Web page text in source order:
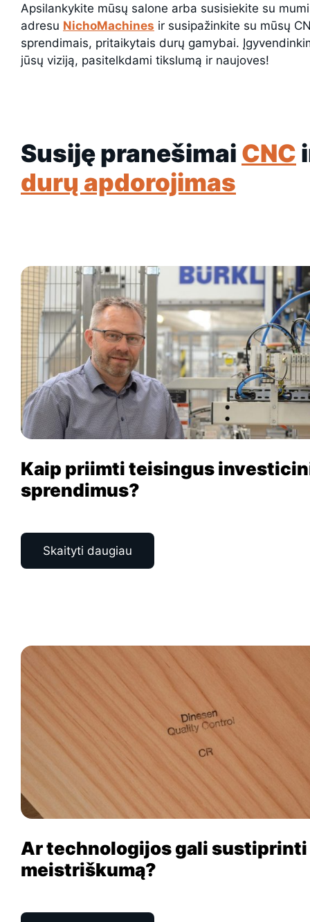
Apsilankykite mūsų salone arba susisiekite su
adresu NichoMachines ir susipažinkite su mūsų
sprendimais, pritaikytais durų gamybai.
jūsų viziją, pasitelkdami tikslumą ir naujoves!
Susiję pranešimai CNC
durų apdorojimas
Kaip priimti teisingus
sprendimus?
Skaityti daugiau
Ar technologijos gali sustiprinti
meistriškumą?